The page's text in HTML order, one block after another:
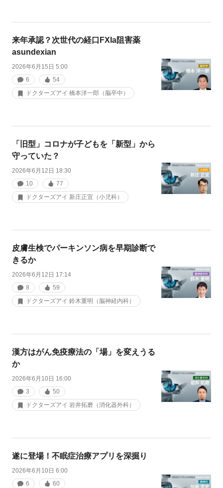
来年承認？次世代の経口FXIa阻害薬
asundexian
2026年6月15日 5:00
6
54
ドクターズアイ 橋本洋一郎（脳卒中）
「旧型」コロナが子どもを「新型」から
守っていた？
2026年6月12日 18:30
10
77
ドクターズアイ 新庄正宜（小児科）
皮膚生検でパーキンソン病を早期診断で
きるか
2026年6月12日 17:14
8
59
ドクターズアイ 鈴木重明（脳神経内科）
漢方はがん免疫療法の「場」を変えうる
か
2026年6月10日 16:00
3
50
ドクターズアイ 岩井拓磨（消化器外科）
遂に登場！不眠症治療アプリを深掘り
2026年6月10日 6:00
6
60